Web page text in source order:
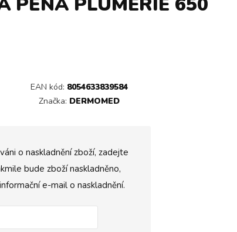
EAN kód: 8054633839584
Značka: DERMOMED
o naskladnění zboží, zadejte
bude zboží naskladněno,
e-mail o naskladnění.